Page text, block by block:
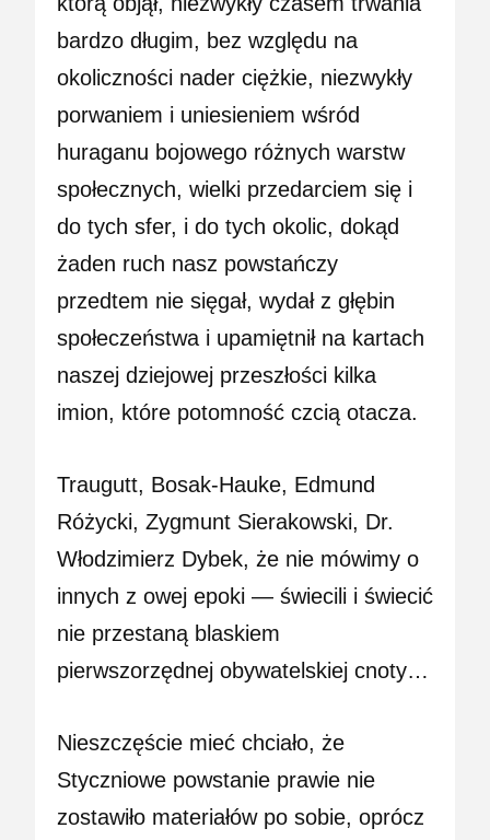
bardzo długim, bez względu na
okoliczności nader ciężkie, niezwykły
porwaniem i uniesieniem wśród
huraganu bojowego różnych warstw
społecznych, wielki przedarciem się i
do tych sfer, i do tych okolic, dokąd
żaden ruch nasz powstańczy
przedtem nie sięgał, wydał z głębin
społeczeństwa i upamiętnił na kartach
naszej dziejowej przeszłości kilka
imion, które potomność czcią otacza.
Traugutt, Bosak-Hauke, Edmund
Różycki, Zygmunt Sierakowski, Dr.
Włodzimierz Dybek, że nie mówimy o
innych z owej epoki — świecili i świecić
nie przestaną blaskiem
pierwszorzędnej obywatelskiej cnoty…
Nieszczęście mieć chciało, że
Styczniowe powstanie prawie nie
zostawiło materiałów po sobie, oprócz